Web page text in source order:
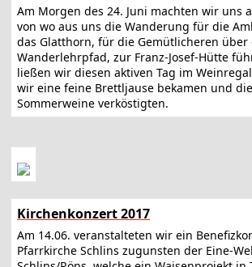
Am Morgen des 24. Juni machten wir uns
von wo aus uns die Wanderung für die
das Glatthorn, für die Gemütlicheren über
Wanderlehrpfad, zur Franz-Josef-Hütte
ließen wir diesen aktiven Tag im
wir eine feine Brettljause bekamen und
Sommerweine verköstigten.
Kirchenkonzert 2017
Am 14.06. veranstalteten wir ein
Pfarrkirche Schlins zugunsten der Eine-